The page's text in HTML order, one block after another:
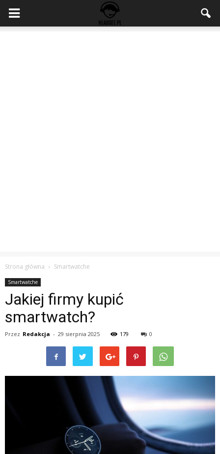
Strona główna Smartwatche
Smartwatche
Jakiej firmy kupić
smartwatch?
Przez Redakcja - 29 sierpnia 2025 179 0